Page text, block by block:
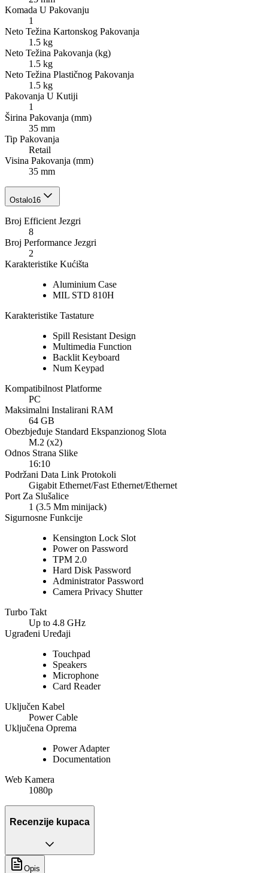
Komada U Pakovanju
1
Neto Težina Kartonskog Pakovanja
1.5 kg
Neto Težina Pakovanja (kg)
1.5 kg
Neto Težina Plastičnog Pakovanja
1.5 kg
Pakovanja U Kutiji
1
Širina Pakovanja (mm)
35 mm
Tip Pakovanja
Retail
Visina Pakovanja (mm)
35 mm
Ostalo16
Broj Efficient Jezgri
8
Broj Performance Jezgri
2
Karakteristike Kućišta
Aluminium Case
MIL STD 810H
Karakteristike Tastature
Spill Resistant Design
Multimedia Function
Backlit Keyboard
Num Keypad
Kompatibilnost Platforme
PC
Maksimalni Instalirani RAM
64 GB
Obezbjeđuje Standard Ekspanzionog Slota
M.2 (x2)
Odnos Strana Slike
16:10
Podržani Data Link Protokoli
Gigabit Ethernet/Fast Ethernet/Ethernet
Port Za Slušalice
1 (3.5 Mm minijack)
Sigurnosne Funkcije
Kensington Lock Slot
Power on Password
TPM 2.0
Hard Disk Password
Administrator Password
Camera Privacy Shutter
Turbo Takt
Up to 4.8 GHz
Ugrađeni Uređaji
Touchpad
Speakers
Microphone
Card Reader
Uključen Kabel
Power Cable
Uključena Oprema
Power Adapter
Documentation
Web Kamera
1080p
Recenzije kupaca
Opis